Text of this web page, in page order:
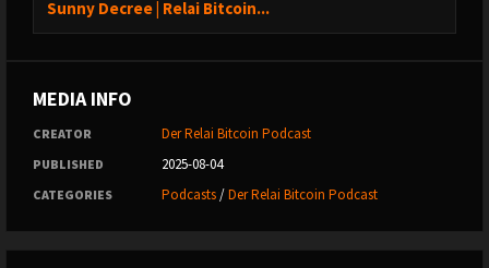
30:17 - Bitcoins Rolle in der Zukunft
Willst du die Sendung lieber im Audioformat hören?
Höre mit auf Apple Podcast:
podcast/id1543267066
Sunny Decree | Relai Bitcoin...
MEDIA INFO
CREATOR Der Relai Bitcoin Podcast
PUBLISHED 2025-08-04
CATEGORIES Podcasts/Der Relai Bitcoin Podcast